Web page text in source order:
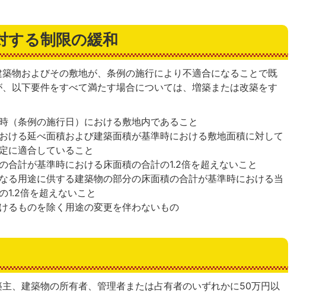
する制限の緩和
物およびその敷地が、条例の施行により不適合になることで既
以下要件をすべて満たす場合については、増築または改築をす
（条例の施行日）における敷地内であること
ける延べ面積および建築面積が基準時における敷地面積に対して
に適合していること
合計が基準時における床面積の合計の1.2倍を超えないこと
る用途に供する建築物の部分の床面積の合計が基準時における当
1.2倍を超えないこと
るものを除く用途の変更を伴わないもの
、建築物の所有者、管理者または占有者のいずれかに50万円以